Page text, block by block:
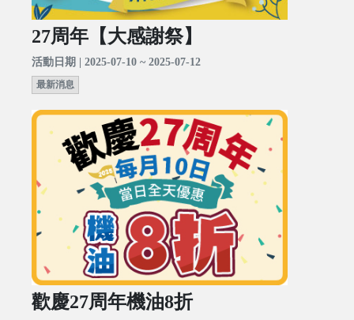
27周年【大感謝祭】
活動日期 | 2025-07-10 ~ 2025-07-12
最新消息
歡慶27周年機油8折